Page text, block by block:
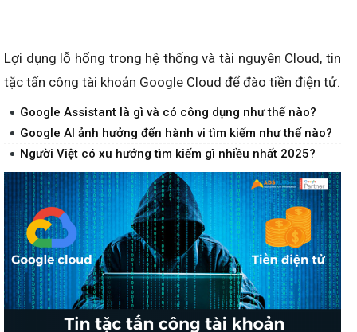
Lợi dụng lỗ hổng trong hệ thống và tài nguyên Cloud, tin
tặc tấn công tài khoản Google Cloud để đào tiền điện tử.
Google Assistant là gì và có công dụng như thế nào?
Google AI ảnh hưởng đến hành vi tìm kiếm như thế nào?
Người Việt có xu hướng tìm kiếm gì nhiều nhất 2025?